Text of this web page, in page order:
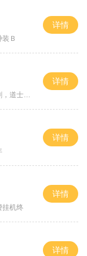
Ｂ
详情
物秒怪
详情
详情
挂机终
详情
详情